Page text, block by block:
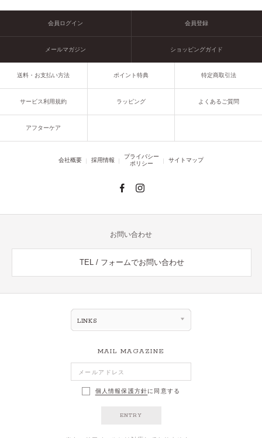
会員ログイン 会員登録
メールマガジン ショッピングガイド
送料・お支払い方法 ポイント特典 特定商取引法
サービス利用規約 ラッピング よくあるご質問
アフターケア
会社概要 採用情報
プライバシー
ポリシー
サイトマップ
お問い合わせ
TEL / フォームでお問い合わせ
LINKS
MAIL MAGAZINE
個人情報保護方針に同意する
ENTRY